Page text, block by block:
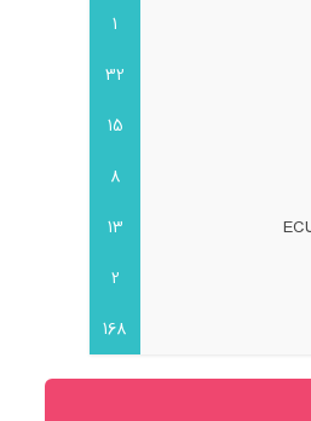
1
32
15
8
13
2
168